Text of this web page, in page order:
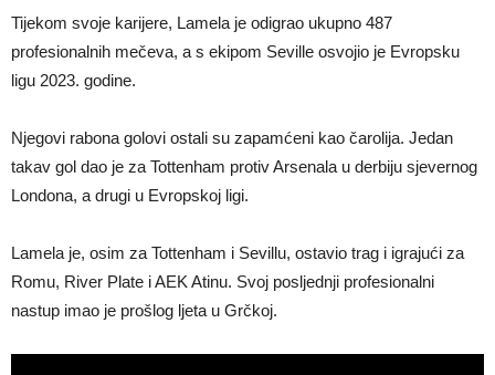
Tijekom svoje karijere, Lamela je odigrao ukupno 487
profesionalnih mečeva, a s ekipom Seville osvojio je Evropsku
ligu 2023. godine.
Njegovi rabona golovi ostali su zapamćeni kao čarolija. Jedan
takav gol dao je za Tottenham protiv Arsenala u derbiju sjevernog
Londona, a drugi u Evropskoj ligi.
Lamela je, osim za Tottenham i Sevillu, ostavio trag i igrajući za
Romu, River Plate i AEK Atinu. Svoj posljednji profesionalni
nastup imao je prošlog ljeta u Grčkoj.